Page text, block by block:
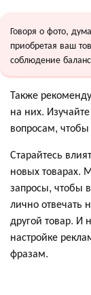
Говоря о фото,
приобретая ваш
соблюдение
Также
на них.
вопросам,
Старайтесь
новых товарах.
запросы, чтобы
лично отвечать
другой товар.
настройке
фразам.